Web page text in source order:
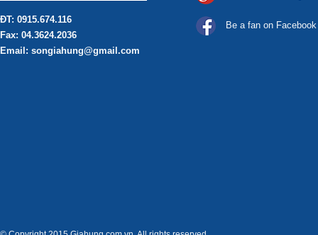
ĐT: 0915.674.116
Fax: 04.3624.2036
Email: songiahung@gmail.com
Be a fan on Facebook